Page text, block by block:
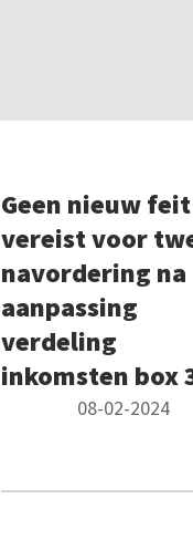
Geen nieuw feit
vereist voor
navordering na
aanpassing
verdeling
inkomsten box
08-02-2024